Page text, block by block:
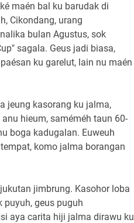
maén bal ku barudak di
Cikondang, urang
bulan Agustus, sok
sagala. Geus jadi biasa,
ku garelut, lain nu maén
jeung kasorang ku jalma,
hieum, saméméh taun 60-
boga kadugalan. Euweuh
komo jalma borangan
jimbrung. Kasohor loba
puyuh, geus puguh
aya carita hiji jalma dirawu ku